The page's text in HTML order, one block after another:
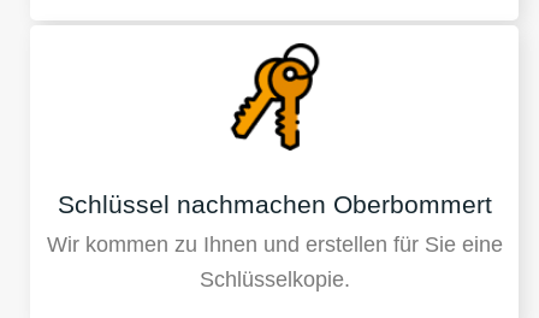
Schlüssel nachmachen Oberbommert
Wir kommen zu Ihnen und erstellen für Sie eine
Schlüsselkopie.